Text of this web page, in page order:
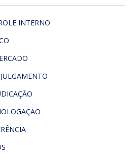
INTERNO